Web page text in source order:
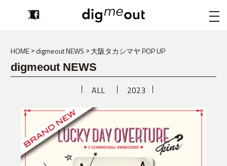
digmeout
HOME digmeout NEWS 大阪タカシマヤ POP UP
digmeout NEWS
ALL 2023